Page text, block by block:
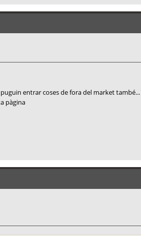
entrar coses de fora del market
pàgina